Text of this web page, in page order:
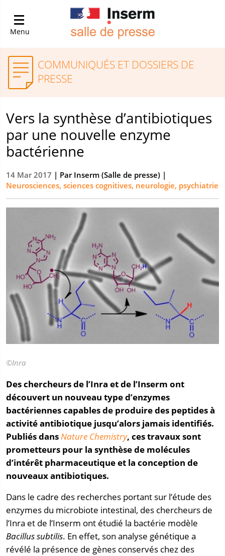
Menu
COMMUNIQUÉS ET DOSSIERS DE
PRESSE
Vers la synthèse d’antibiotiques
par une nouvelle enzyme
bactérienne
14 Mar 2017 | ParInserm (Salle de presse) |
Neurosciences, sciences cognitives, neurologie, psychiatrie
©Inra
Des chercheurs de l’Inra et de l’Inserm ont
découvert un nouveau type d’enzymes
bactériennes capables de produire des peptides à
activité antibiotique jusqu’alors jamais identifiés.
Publiés dans Nature Chemistry, ces travaux sont
prometteurs pour la synthèse de molécules
d’intérêt pharmaceutique et la conception de
nouveaux antibiotiques.
Dans le cadre des recherches portant sur l’étude des
enzymes du microbiote intestinal, des chercheurs de
l’Inra et de l’Inserm ont étudié la bactérie modèle
Bacillus subtilis. En effet, son analyse génétique a
révélé la présence de gènes conservés chez des